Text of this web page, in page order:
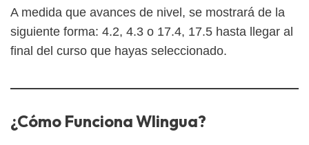
A medida que avances de nivel, se mostrará de la
siguiente forma: 4.2, 4.3 o 17.4, 17.5 hasta llegar al
final del curso que hayas seleccionado.
¿Cómo Funciona Wlingua?